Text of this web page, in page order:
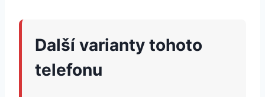
Další varianty tohoto
telefonu